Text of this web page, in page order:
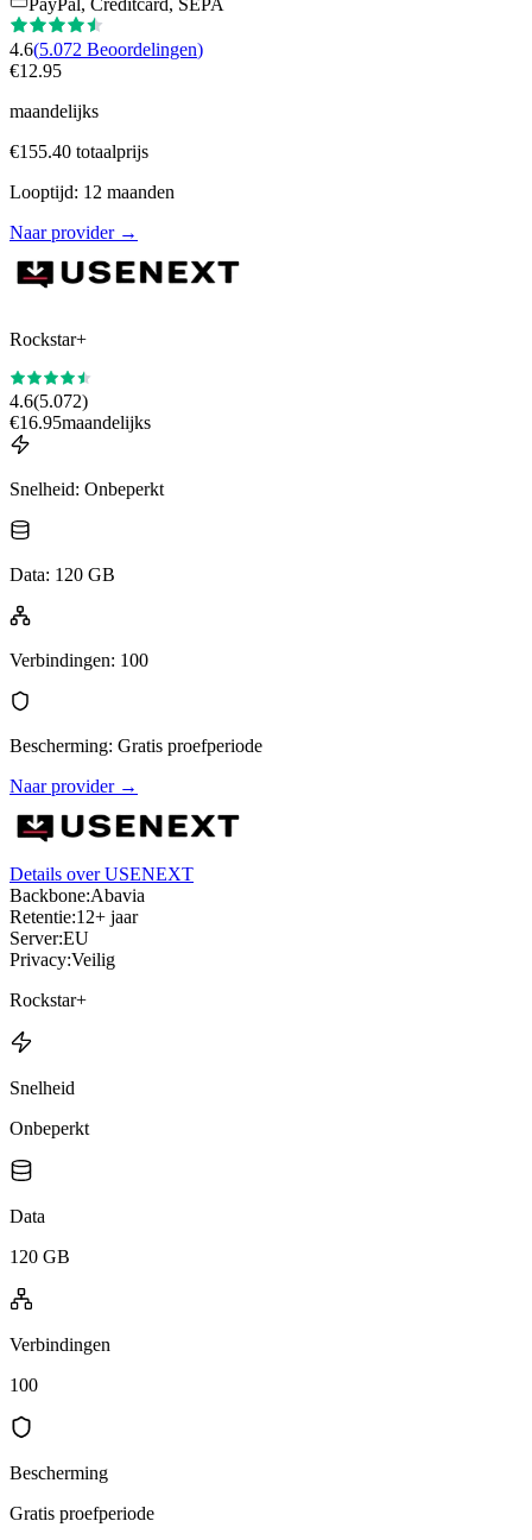
4.6(5.072 Beoordelingen)
€12.95
maandelijks
€155.40 totaalprijs
Looptijd: 12 maanden
Naar provider→
Rockstar+
4.6(5.072)
€16.95maandelijks
Snelheid: Onbeperkt
Data: 120 GB
Verbindingen: 100
Bescherming: Gratis proefperiode
Naar provider→
Details over USENEXT
Backbone:Abavia
Retentie:12+ jaar
Server:EU
Privacy:Veilig
Rockstar+
Snelheid
Onbeperkt
Data
120 GB
Verbindingen
100
Bescherming
Gratis proefperiode